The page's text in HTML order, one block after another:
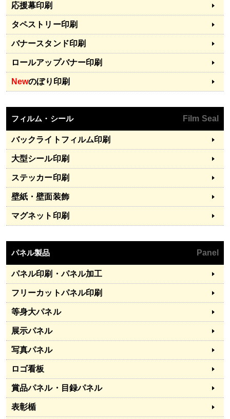
応援幕印刷
タペストリー印刷
バナースタンド印刷
ロールアップバナー印刷
Newのぼり印刷
フィルム・シール Film Seal
バックライトフィルム印刷
大型シール印刷
ステッカー印刷
壁紙・壁面装飾
マグネット印刷
パネル製品 Panel
パネル印刷・パネル加工
フリーカットパネル印刷
等身大パネル
展示パネル
写真パネル
ロゴ看板
賞品パネル・目録パネル
表彰楯